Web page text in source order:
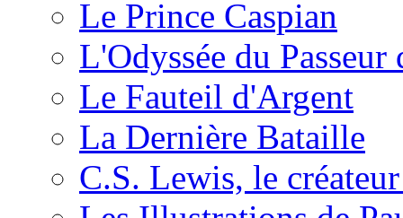
Le Prince Caspian
L'Odyssée du
Le Fauteil d'Argent
La Dernière Bataille
C.S. Lewis, le